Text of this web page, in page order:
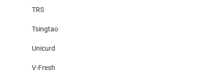
TRS
Tsingtao
Unicurd
V-Fresh